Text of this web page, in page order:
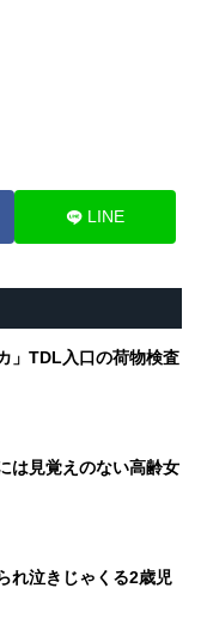
LINE
」TDL入口の荷物検査
は見覚えのない高齢女
れ泣きじゃくる2歳児